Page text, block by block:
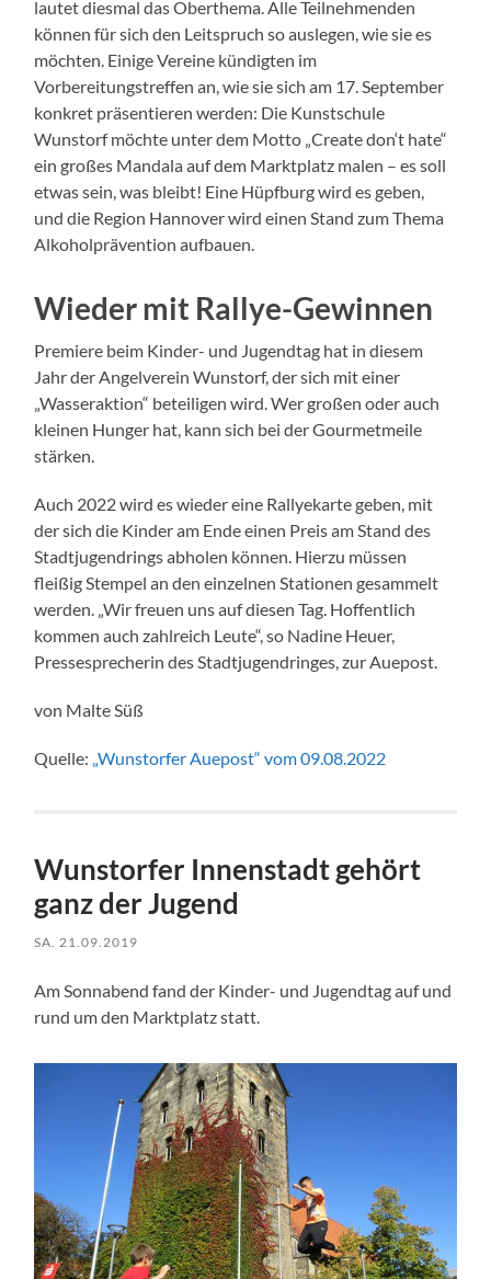
lautet diesmal das Oberthema. Alle Teilnehmenden
können für sich den Leitspruch so auslegen, wie sie es
möchten. Einige Vereine kündigten im
Vorbereitungstreffen an, wie sie sich am 17. September
konkret präsentieren werden: Die Kunstschule
Wunstorf möchte unter dem Motto „Create don‘t hate“
ein großes Mandala auf dem Marktplatz malen – es soll
etwas sein, was bleibt! Eine Hüpfburg wird es geben,
und die Region Hannover wird einen Stand zum Thema
Alkoholprävention aufbauen.
Wieder mit Rallye-Gewinnen
Premiere beim Kinder- und Jugendtag hat in diesem
Jahr der Angelverein Wunstorf, der sich mit einer
„Wasseraktion“ beteiligen wird. Wer großen oder auch
kleinen Hunger hat, kann sich bei der Gourmetmeile
stärken.
Auch 2022 wird es wieder eine Rallyekarte geben, mit
der sich die Kinder am Ende einen Preis am Stand des
Stadtjugendrings abholen können. Hierzu müssen
fleißig Stempel an den einzelnen Stationen gesammelt
werden. „Wir freuen uns auf diesen Tag. Hoffentlich
kommen auch zahlreich Leute“, so Nadine Heuer,
Pressesprecherin des Stadtjugendringes, zur Auepost.
von Malte Süß
Quelle: „Wunstorfer Auepost“ vom 09.08.2022
Wunstorfer Innenstadt gehört
ganz der Jugend
SA. 21.09.2019
Am Sonnabend fand der Kinder- und Jugendtag auf und
rund um den Marktplatz statt.